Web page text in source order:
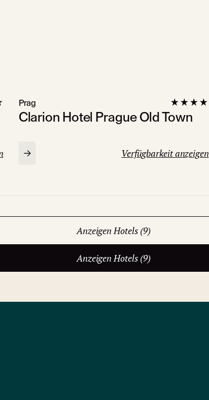
Clarion Hotel Prague Old Town
Prag
Verfügbarkeit anzeigen
Anzeigen Hotels (9)
Anzeigen Hotels (9)